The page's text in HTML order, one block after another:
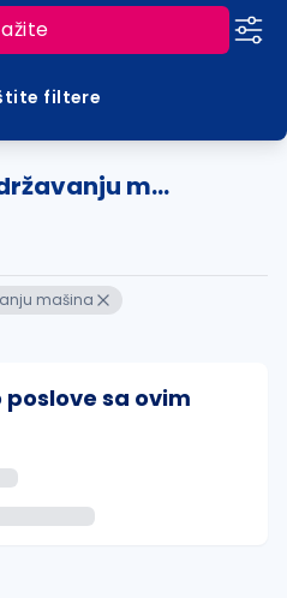
filtere
m...
mašina
sa ovim